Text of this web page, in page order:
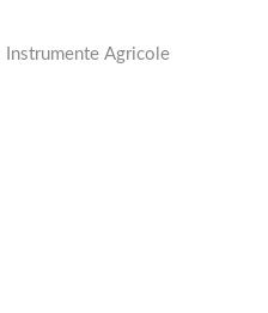
Instrumente Agricole